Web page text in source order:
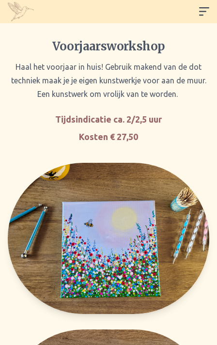
Voorjaarsworkshop
Haal het voorjaar in huis! Gebruik makend van de dot
techniek maak je je eigen kunstwerkje voor aan de muur.
Een kunstwerk om vrolijk van te worden.
Tijdsindicatie ca. 2/2,5 uur
Kosten € 27,50